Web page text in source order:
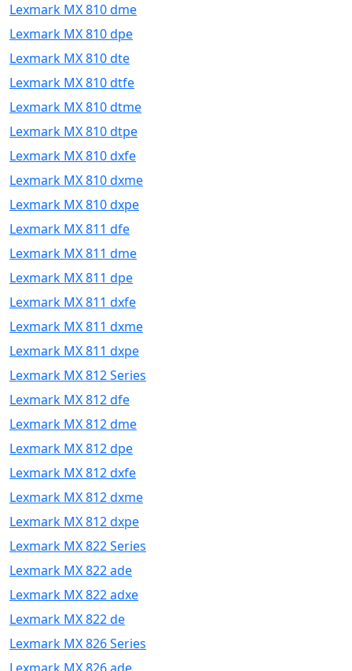
Lexmark MX 810 dme
Lexmark MX 810 dpe
Lexmark MX 810 dte
Lexmark MX 810 dtfe
Lexmark MX 810 dtme
Lexmark MX 810 dtpe
Lexmark MX 810 dxfe
Lexmark MX 810 dxme
Lexmark MX 810 dxpe
Lexmark MX 811 dfe
Lexmark MX 811 dme
Lexmark MX 811 dpe
Lexmark MX 811 dxfe
Lexmark MX 811 dxme
Lexmark MX 811 dxpe
Lexmark MX 812 Series
Lexmark MX 812 dfe
Lexmark MX 812 dme
Lexmark MX 812 dpe
Lexmark MX 812 dxfe
Lexmark MX 812 dxme
Lexmark MX 812 dxpe
Lexmark MX 822 Series
Lexmark MX 822 ade
Lexmark MX 822 adxe
Lexmark MX 822 de
Lexmark MX 826 Series